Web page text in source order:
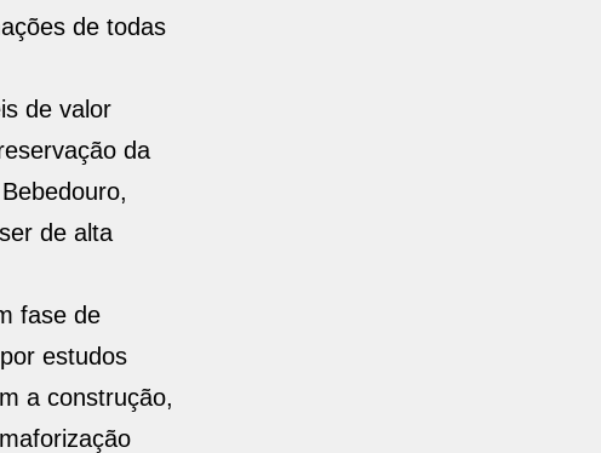
de todas
de valor
da
de alta
fase de
estudos
a construção,